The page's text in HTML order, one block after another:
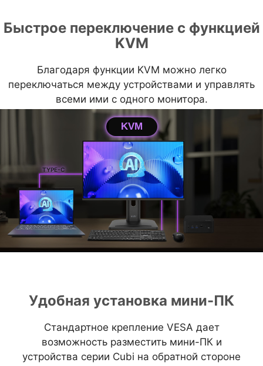
Быстрое переключение с функцией
KVM
Благодаря функции KVM можно легко
переключаться между устройствами и управлять
всеми ими с одного монитора.
KVM
TYPE-C
Удобная установка мини-ПК
Стандартное крепление VESA дает
возможность разместить мини-ПК и
устройства серии Cubi на обратной стороне